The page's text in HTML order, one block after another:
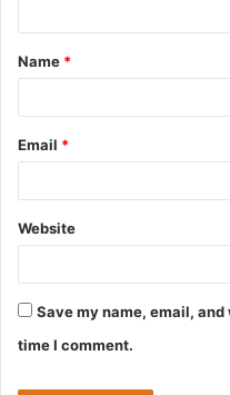
t
*
Name *
Email *
Website
Save my name, email,
time I comment.